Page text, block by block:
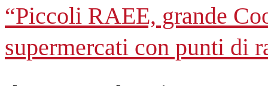
“Piccoli RAEE, grande
supermercati con punti di